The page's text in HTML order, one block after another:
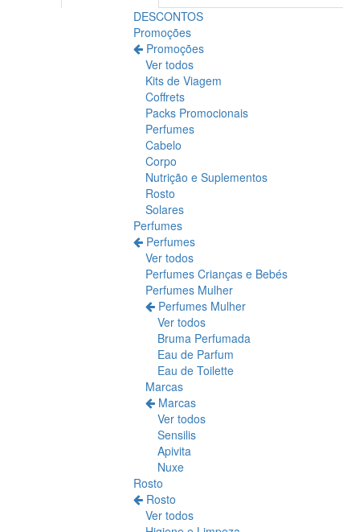
DESCONTOS
Promoções
Promoções
Ver todos
Kits de Viagem
Coffrets
Packs Promocionais
Perfumes
Cabelo
Corpo
Nutrição e Suplementos
Rosto
Solares
Perfumes
Perfumes
Ver todos
Perfumes Crianças e Bebés
Perfumes Mulher
Perfumes Mulher
Ver todos
Bruma Perfumada
Eau de Parfum
Eau de Toilette
Marcas
Marcas
Ver todos
Sensilis
Apivita
Nuxe
Rosto
Rosto
Ver todos